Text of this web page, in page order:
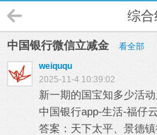
综合
中国银行微信立减金
看全部
weiququ
2025-11-4 10:39:02
新一期的国宝知多少活
中国银行app-生活-福仔
答案：天下太平、景德镇